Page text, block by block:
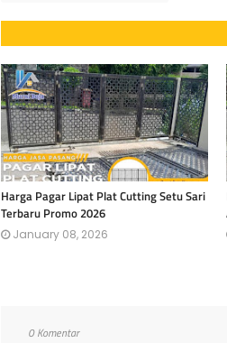
Harga Pagar Lipat Plat Cutting Setu Sari
Terbaru Promo 2026
January 08, 2026
0 Komentar